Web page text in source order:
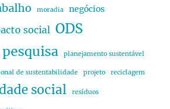
moradia negócios
social ODS
pesquisa planejamento sustentável
de sustentabilidade projeto reciclagem
social resíduos